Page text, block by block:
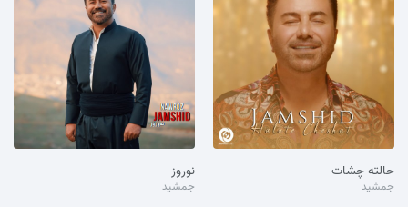
حالته چشات
جمشید
نوروز
جمشید